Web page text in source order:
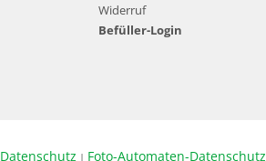
Widerruf
Befüller-Login
Datenschutz | Foto-Automaten-Datenschutz